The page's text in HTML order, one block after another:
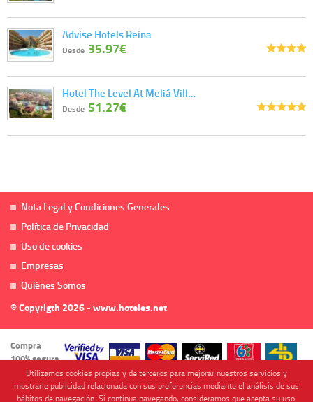
Advise Hotels Reina
Desde 35.97€
Hotel The Level At Meliá Vill…
Desde 51.27€
Nota Legal y Condiciones Generales
Política de Privacidad
Uso de cookies
Empresas
Quiénes Somos
© Copyrigth 2026 - www.hoteles.net
Compra
100% segura
Utilizamos cookies propias y de terceros para mejorar nuestros servicios y
mostrarle publicidad relacionada con sus preferencias mediante el análisis de sus
hábitos de navegación. Si continua navegando, consideramos que acepta su uso.